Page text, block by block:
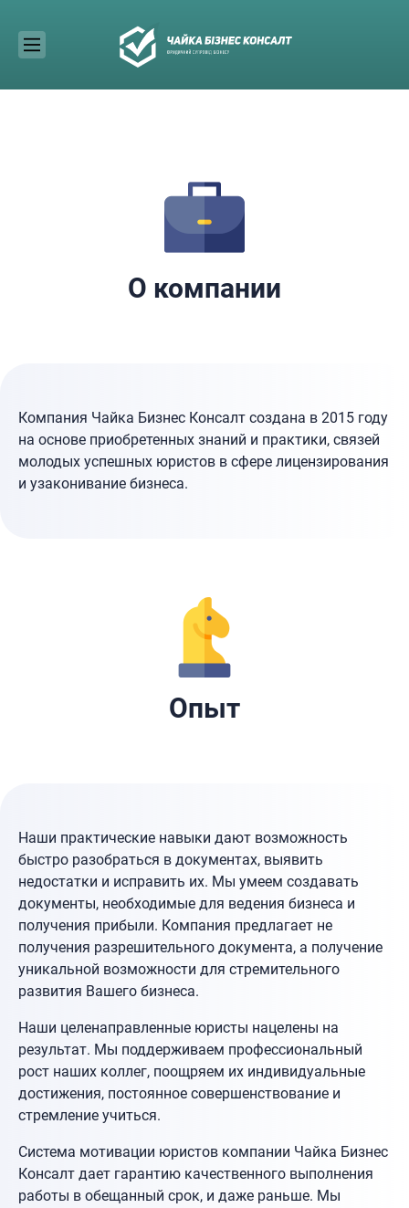
content
О компании
Компания Чайка Бизнес Консалт создана в 2015 году
на основе приобретенных знаний и практики, связей
молодых успешных юристов в сфере лицензирования
и узаконивание бизнеса.
Опыт
Наши практические навыки дают возможность
быстро разобраться в документах, выявить
недостатки и исправить их. Мы умеем создавать
документы, необходимые для ведения бизнеса и
получения прибыли. Компания предлагает не
получения разрешительного документа, а получение
уникальной возможности для стремительного
развития Вашего бизнеса.
Наши целенаправленные юристы нацелены на
результат. Мы поддерживаем профессиональный
рост наших коллег, поощряем их индивидуальные
достижения, постоянное совершенствование и
стремление учиться.
Система мотивации юристов компании Чайка Бизнес
Консалт дает гарантию качественного выполнения
работы в обещанный срок, и даже раньше. Мы